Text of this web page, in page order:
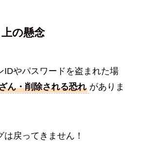
の懸念
IDやパスワードを盗まれた場
ん・削除される恐れ がありま
戻ってきません！